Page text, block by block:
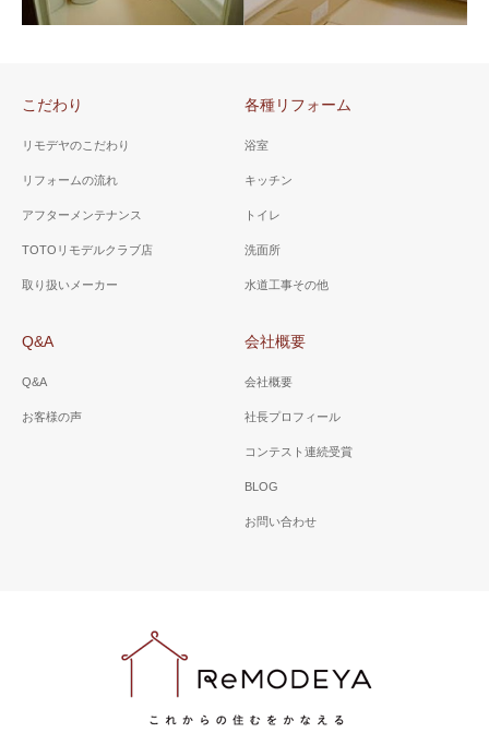
（浴室リフォーム）
リフォーム。手摺も設置。
（浴室工事０．７５坪）
して窓は特注。
（浴室リフォーム1坪）
水が青く透き通っているよう
経過しても2度しか下がらない
（浴室リフォーム）
TOTOリモデルクラブ店の中か
に入浴できるステップ付の浴
こだわり
リモデヤのこだわり
リフォームの流れ
アフターメンテナンス
TOTOリモデルクラブ店
取り扱いメーカー
各種リフォーム
浴室
キッチン
トイレ
洗面所
水道工事その他
Q&A
Q&A
お客様の声
会社概要
会社概要
社長プロフィール
コンテスト連続受賞
BLOG
お問い合わせ